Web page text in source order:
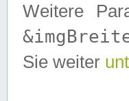
Weitere
Sie weiter